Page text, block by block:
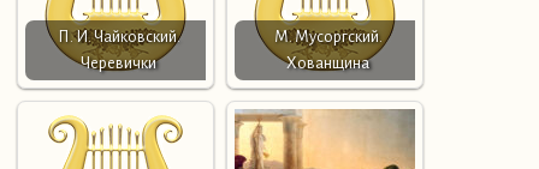
П. И. Чайковский.
Черевички
М. Мусоргский.
Хованщина